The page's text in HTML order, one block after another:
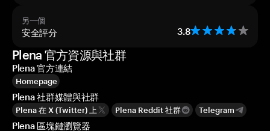
另一個
安全評分 3.8
Plena 官方資源與社群
Plena 官方連結
Homepage
Plena 社群媒體與社群
Plena 在 X (Twitter) 上 Plena Reddit 社群 Telegram
Plena 區塊鏈瀏覽器